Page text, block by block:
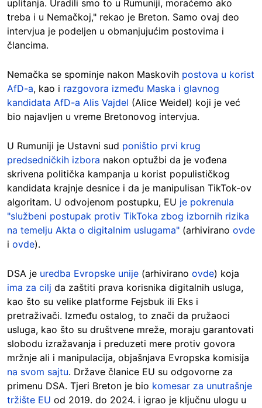
uplitanja. Uradili smo to u Rumuniji, moraćemo ako
treba i u Nemačkoj," rekao je Breton. Samo ovaj deo
intervjua je podeljen u obmanjujućim postovima i
člancima.
Nemačka se spominje nakon Maskovih postova u korist
AfD-a, kao i razgovora između Maska i glavnog
kandidata AfD-a Alis Vajdel (Alice Weidel) koji je već
bio najavljen u vreme Bretonovog intervjua.
U Rumuniji je Ustavni sud poništio prvi krug
predsedničkih izbora nakon optužbi da je vođena
skrivena politička kampanja u korist populističkog
kandidata krajnje desnice i da je manipulisan TikTok-ov
algoritam. U odvojenom postupku, EU je pokrenula
"službeni postupak protiv TikToka zbog izbornih rizika
na temelju Akta o digitalnim uslugama" (arhivirano ovde
i ovde).
DSA je uredba Evropske unije (arhivirano ovde) koja
ima za cilj da zaštiti prava korisnika digitalnih usluga,
kao što su velike platforme Fejsbuk ili Eks i
pretraživači. Između ostalog, to znači da pružaoci
usluga, kao što su društvene mreže, moraju garantovati
slobodu izražavanja i preduzeti mere protiv govora
mržnje ali i manipulacija, objašnjava Evropska komisija
na svom sajtu. Države članice EU su odgovorne za
primenu DSA. Tjeri Breton je bio komesar za unutrašnje
tržište EU od 2019. do 2024. i igrao je ključnu ulogu u